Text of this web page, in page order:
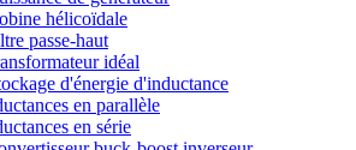
hélicoïdale
passe-haut
idéal
d'énergie d'inductance
en parallèle
en série